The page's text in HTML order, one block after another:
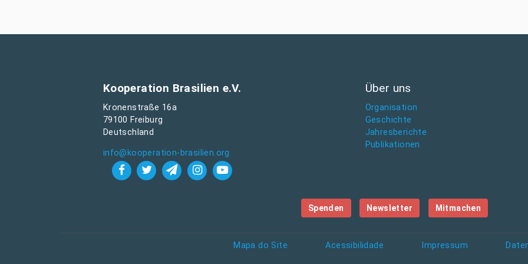
Kooperation Brasilien e.V.
Kronenstraße 16a
79100 Freiburg
Deutschland
info@kooperation-brasilien.org
Über uns
Organisation
Geschichte
Jahresberichte
Publikationen
Spenden Newsletter Mitmachen
Mapa do Site Acessibilidade Impressum